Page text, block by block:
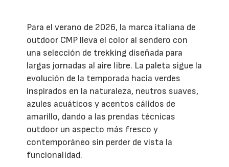
Para el verano de 2026, la marca italiana de
outdoor CMP lleva el color al sendero con
una selección de trekking diseñada para
largas jornadas al aire libre. La paleta sigue la
evolución de la temporada hacia verdes
inspirados en la naturaleza, neutros suaves,
azules acuáticos y acentos cálidos de
amarillo, dando a las prendas técnicas
outdoor un aspecto más fresco y
contemporáneo sin perder de vista la
funcionalidad.